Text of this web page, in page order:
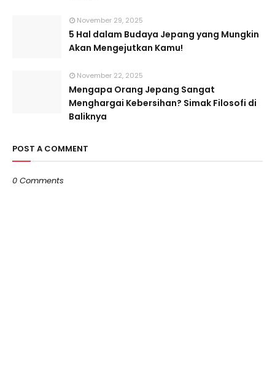
November 29, 2025
5 Hal dalam Budaya Jepang yang Mungkin
Akan Mengejutkan Kamu!
November 22, 2025
Mengapa Orang Jepang Sangat
Menghargai Kebersihan? Simak Filosofi di
Baliknya
POST A COMMENT
0 Comments